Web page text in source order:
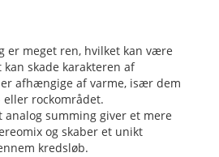
er meget ren, hvilket kan være
skade karakteren af
afhængige af varme, især dem
rockområdet.
analog summing giver et mere
og skaber et unikt
kredsløb.